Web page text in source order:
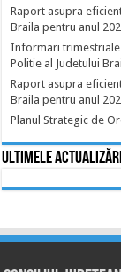
Raport asupra
Braila pentru anul
Informari
Politie al Judetului
Raport asupra
Braila pentru anul
Planul Strategic de
Ultimele actualizări